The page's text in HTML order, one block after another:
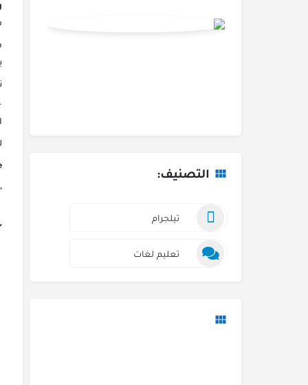
التصنيف:
تيلجرام
تعليم لغات